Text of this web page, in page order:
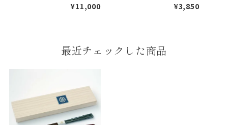
天掛け包装について
¥11,000 ¥3,850
最近チェックした商品